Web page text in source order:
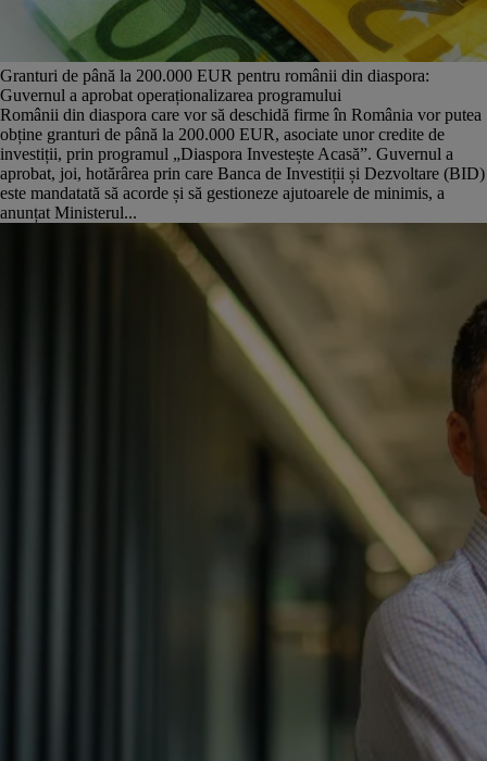
Granturi de până la 200.000 EUR pentru românii din diaspora:
Guvernul a aprobat operaționalizarea programului
Românii din diaspora care vor să deschidă firme în România vor putea
obține granturi de până la 200.000 EUR, asociate unor credite de
investiții, prin programul „Diaspora Investește Acasă”. Guvernul a
aprobat, joi, hotărârea prin care Banca de Investiții și Dezvoltare (BID)
este mandatată să acorde și să gestioneze ajutoarele de minimis, a
anunțat Ministerul...